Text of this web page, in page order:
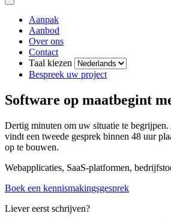
Aanpak
Aanbod
Over ons
Contact
Taal kiezen
Bespreek uw project
Software op maatbegint
Dertig minuten om uw situatie te
vindt een tweede gesprek binnen 48 uur
op te bouwen.
Webapplicaties, SaaS-platformen,
Boek een kennismakingsgesprek
Liever eerst schrijven?